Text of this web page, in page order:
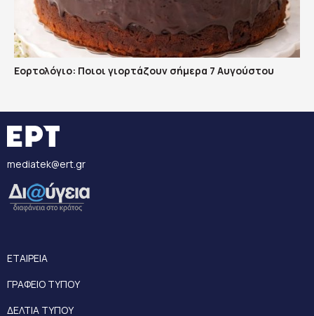
Εορτολόγιο: Ποιοι γιορτάζουν σήμερα 7 Αυγούστου
mediatek@ert.gr
ΕΤΑΙΡΕΙΑ
ΓΡΑΦΕΙΟ ΤΥΠΟΥ
ΔΕΛΤΙΑ ΤΥΠΟΥ